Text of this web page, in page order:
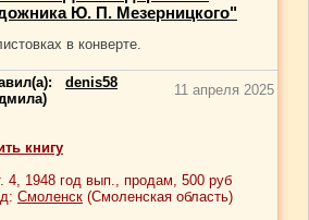
Ю. П. Мезерницкого"
в конверте.
denis58
11 апреля 2025
книгу
4, 1948 год вып., продам, 500 руб
Смоленск (Смоленская область)